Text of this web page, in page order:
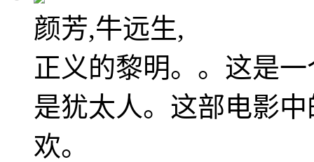
颜芳,牛远生,
正义的黎明。。这是
是犹太人。这部电影
欢。